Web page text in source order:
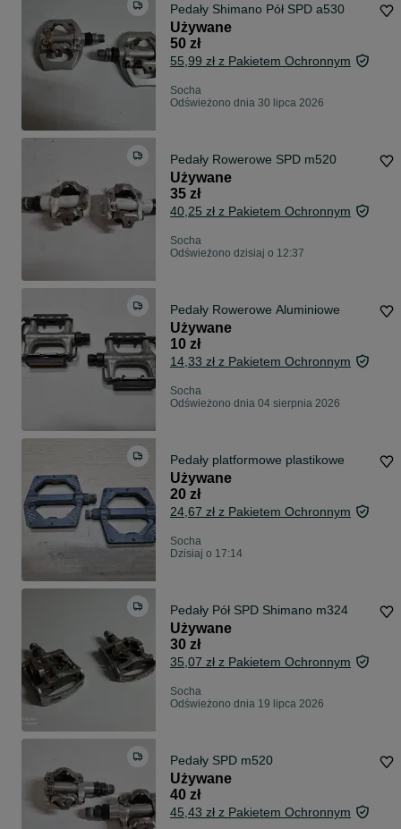
Pedały Shimano Pół SPD a530
Używane
50 zł
55,99 zł z Pakietem Ochronnym
Socha
Odświeżono dnia 30 lipca 2026
Pedały Rowerowe SPD m520
Używane
35 zł
40,25 zł z Pakietem Ochronnym
Socha
Odświeżono dzisiaj o 12:37
Pedały Rowerowe Aluminiowe
Używane
10 zł
14,33 zł z Pakietem Ochronnym
Socha
Odświeżono dnia 04 sierpnia 2026
Pedały platformowe plastikowe
Używane
20 zł
24,67 zł z Pakietem Ochronnym
Socha
Dzisiaj o 17:14
Pedały Pół SPD Shimano m324
Używane
30 zł
35,07 zł z Pakietem Ochronnym
Socha
Odświeżono dnia 19 lipca 2026
Pedały SPD m520
Używane
40 zł
45,43 zł z Pakietem Ochronnym